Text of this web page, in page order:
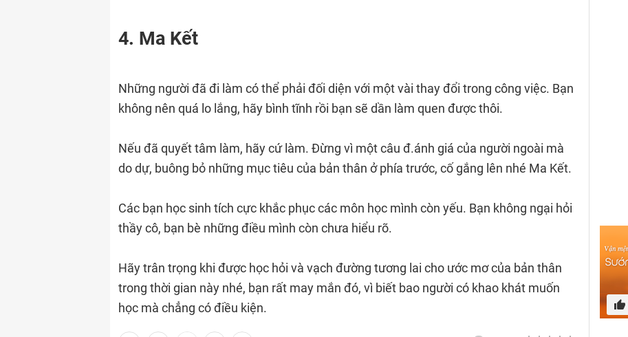
4. Ma Kết
Những người đã đi làm có thể phải đối diện với một vài thay đổi trong công việc. Bạn
không nên quá lo lắng, hãy bình tĩnh rồi bạn sẽ dần làm quen được thôi.
Nếu đã quyết tâm làm, hãy cứ làm. Đừng vì một câu đ.ánh giá của người ngoài mà
do dự, buông bỏ những mục tiêu của bản thân ở phía trước, cố gắng lên nhé Ma Kết.
Các bạn học sinh tích cực khắc phục các môn học mình còn yếu. Bạn không ngại hỏi
thầy cô, bạn bè những điều mình còn chưa hiểu rõ.
Hãy trân trọng khi được học hỏi và vạch đường tương lai cho ước mơ của bản thân
trong thời gian này nhé, bạn rất may mắn đó, vì biết bao người có khao khát muốn
học mà chẳng có điều kiện.